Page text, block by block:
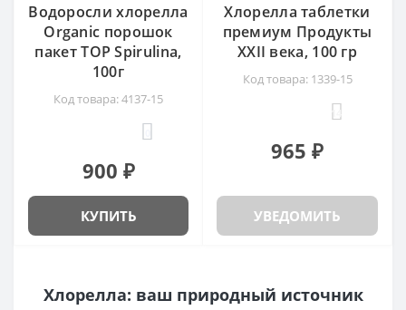
Водоросли хлорелла
Organic порошок
пакет TOP Spirulina,
100г
Код товара: 4137-15
900 ₽
КУПИТЬ
Хлорелла таблетки
премиум Продукты
XXII века, 100 гр
Код товара: 1339-15
965 ₽
УВЕДОМИТЬ
Хлорелла: ваш природный источник